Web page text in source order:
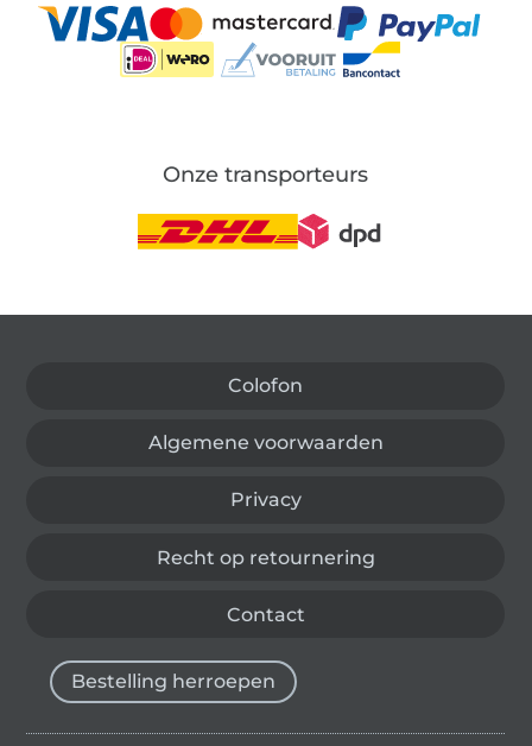
Onze transporteurs
Colofon
Algemene voorwaarden
Privacy
Recht op retournering
Contact
Bestelling herroepen